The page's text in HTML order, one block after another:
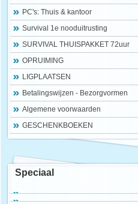
PC's: Thuis & kantoor
Survival 1e nooduitrusting
SURVIVAL THUISPAKKET 72uur
OPRUIMING
LIGPLAATSEN
Betalingswijzen - Bezorgvormen
Algemene voorwaarden
GESCHENKBOEKEN
Speciaal